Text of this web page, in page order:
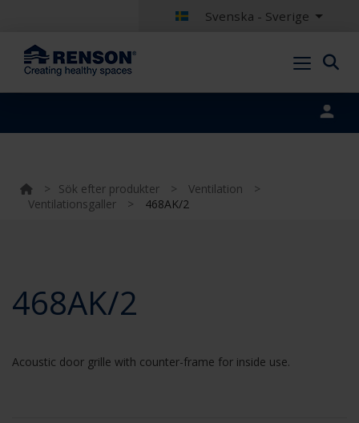
Svenska - Sverige
> Sök efter produkter > Ventilation
>
Ventilationsgaller
> 468AK/2
468AK/2
Acoustic door grille with counter-frame for inside use.